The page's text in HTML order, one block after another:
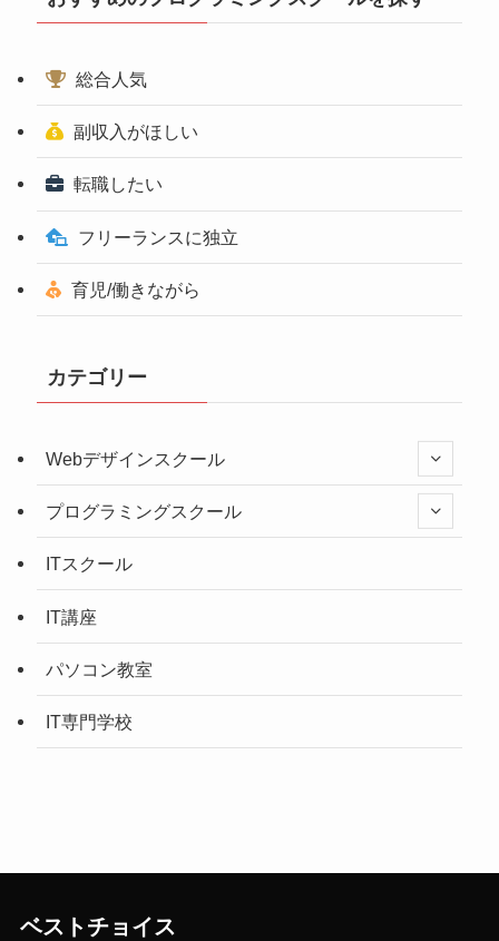
総合人気
副収入がほしい
転職したい
フリーランスに独立
育児/働きながら
カテゴリー
Webデザインスクール
プログラミングスクール
ITスクール
IT講座
パソコン教室
IT専門学校
ベストチョイス